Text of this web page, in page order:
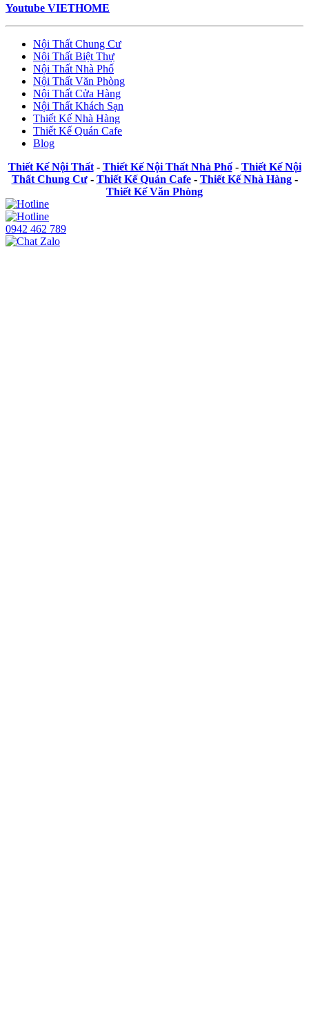
Youtube VIETHOME
Nội Thất Chung Cư
Nội Thất Biệt Thự
Nội Thất Nhà Phố
Nội Thất Văn Phòng
Nội Thất Cửa Hàng
Nội Thất Khách Sạn
Thiết Kế Nhà Hàng
Thiết Kế Quán Cafe
Blog
Thiết Kế Nội Thất- Thiết Kế Nội Thất Nhà Phố- Thiết Kế Nội
Thất Chung Cư- Thiết Kế Quán Cafe- Thiết Kế Nhà Hàng-
Thiết Kế Văn Phòng
0942 462 789